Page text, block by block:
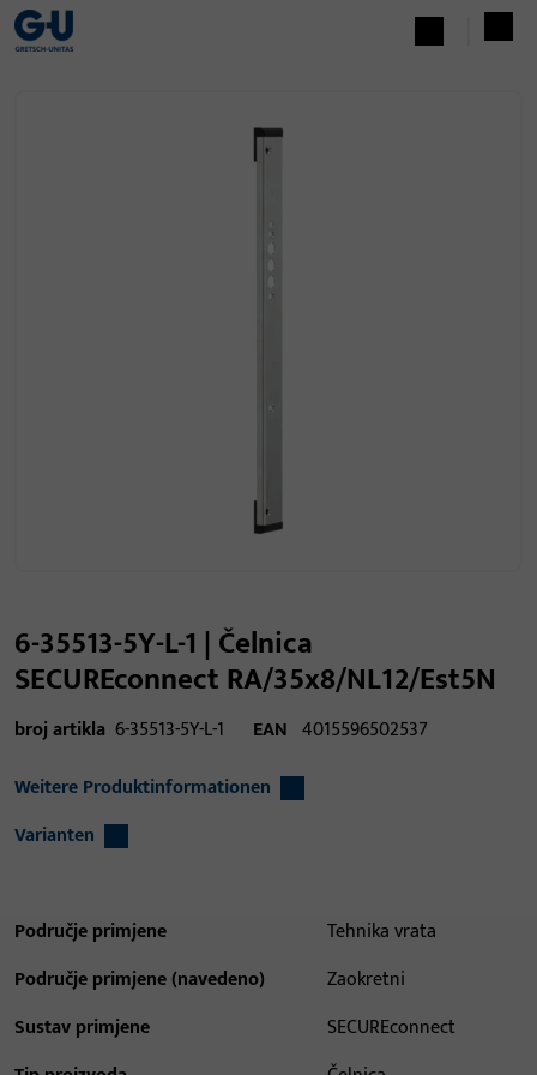
6-35513-5Y-L-1 | Čelnica
SECUREconnect RA/35x8/NL12/Est5N
broj artikla 6-35513-5Y-L-1 EAN 4015596502537
Weitere Produktinformationen
Varianten
Područje primjene
Tehnika vrata
Područje primjene (navedeno)
Zaokretni
Sustav primjene
SECUREconnect